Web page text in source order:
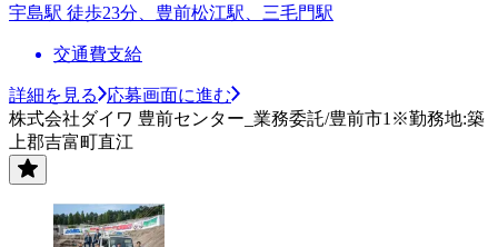
宇島駅 徒歩23分、豊前松江駅、三毛門駅
交通費支給
詳細を見る
応募画面に進む
株式会社ダイワ 豊前センター_業務委託/豊前市1※勤務地:築
上郡吉富町直江